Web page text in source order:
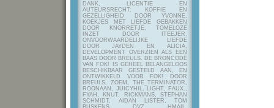
DANK, LICENTIE EN
AUTEURSRECHT: KOFFIE EN
GEZELLIGHEID DOOR YVONNE,
KOEKJES MET LIEFDE GEBAKKEN
DOOR KNORRETJE, TOMELOZE
INZET DOOR ITEEJER,
ONVOORWAARDELIJKE LIEFDE
DOOR JAYDEN EN ALICIA,
DEVELOPMENT OVERZIEN ALS EEN
BAAS DOOR BREULS. DE BRONCODE
VAN FOK! IS GEHEEL BELANGELOOS
BESCHIKBAAR GESTELD AAN, EN
ONTWIKKELD VOOR FOK! DOOR
BREULS, ZOEM, THE_TERMINATOR,
ROONAAN, JUICYHIL, LIGHT, FAUX.,
FYAH, KNUT, RICKMANS, STEPHAN
SCHMIDT, AIDAN LISTER, TOM
BUSKENS, DVZ, HMAIL,